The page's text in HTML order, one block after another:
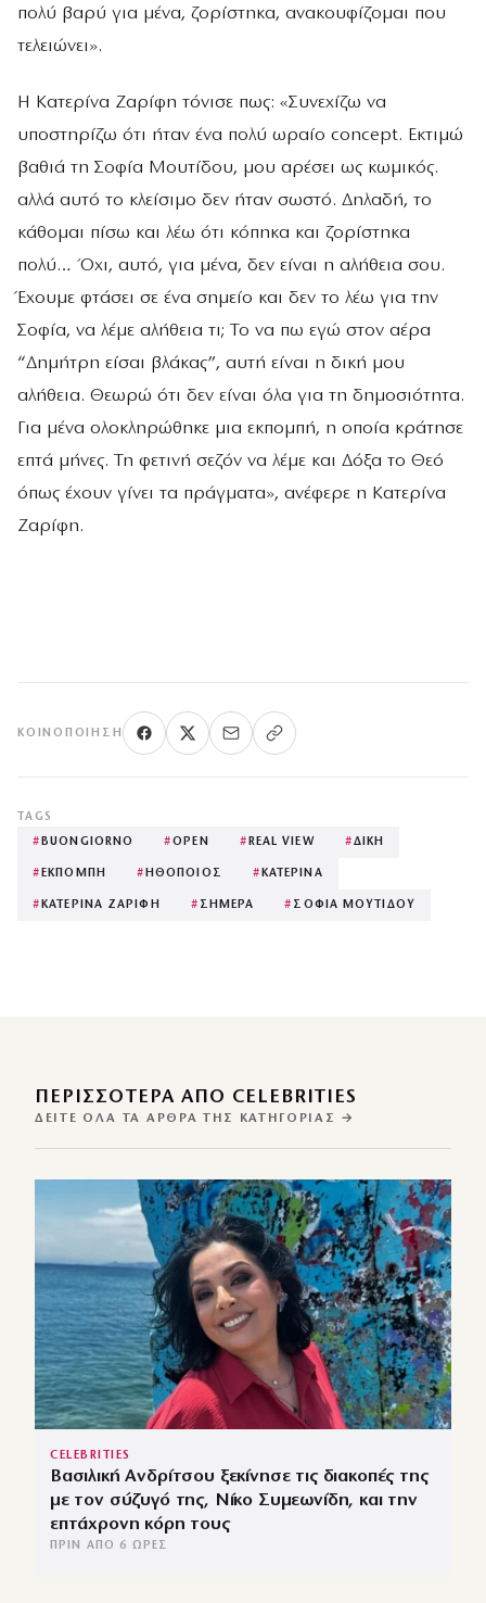
πολύ βαρύ για μένα, ζορίστηκα, ανακουφίζομαι που
τελειώνει».
Η Κατερίνα Ζαρίφη τόνισε πως: «Συνεχίζω να
υποστηρίζω ότι ήταν ένα πολύ ωραίο concept. Εκτιμώ
βαθιά τη Σοφία Μουτίδου, μου αρέσει ως κωμικός.
αλλά αυτό το κλείσιμο δεν ήταν σωστό. Δηλαδή, το
κάθομαι πίσω και λέω ότι κόπηκα και ζορίστηκα
πολύ… Όχι, αυτό, για μένα, δεν είναι η αλήθεια σου.
Έχουμε φτάσει σε ένα σημείο και δεν το λέω για την
Σοφία, να λέμε αλήθεια τι; Το να πω εγώ στον αέρα
“Δημήτρη είσαι βλάκας”, αυτή είναι η δική μου
αλήθεια. Θεωρώ ότι δεν είναι όλα για τη δημοσιότητα.
Για μένα ολοκληρώθηκε μια εκπομπή, η οποία κράτησε
επτά μήνες. Τη φετινή σεζόν να λέμε και Δόξα το Θεό
όπως έχουν γίνει τα πράγματα», ανέφερε η Κατερίνα
Ζαρίφη.
ΚΟΙΝΟΠΟΊΗΣΗ
TAGS
# BUONGIORNO #OPEN # REAL VIEW #ΔΙΚΗ
# ΕΚΠΟΜΠΗ # ΗΘΟΠΟΙΟΣ # ΚΑΤΕΡΙΝΑ
# ΚΑΤΕΡΙΝΑ ΖΑΡΙΦΗ # ΣΗΜΕΡΑ # ΣΟΦΙΑ ΜΟΥΤΙΔΟΥ
ΠΕΡΙΣΣΌΤΕΡΑ ΑΠΌ CELEBRITIES
ΔΕΊΤΕ ΌΛΑ ΤΑ ΆΡΘΡΑ ΤΗΣ ΚΑΤΗΓΟΡΊΑΣ →
CELEBRITIES
Βασιλική Ανδρίτσου ξεκίνησε τις διακοπές της
με τον σύζυγό της, Νίκο Συμεωνίδη, και την
επτάχρονη κόρη τους
ΠΡΙΝ ΑΠΌ 6 ΏΡΕΣ